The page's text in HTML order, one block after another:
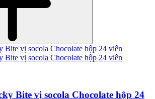
Bite vị socola Chocolate hộp 24